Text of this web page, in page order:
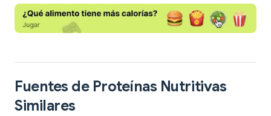
Fuentes de Proteínas Nutritivas
Similares